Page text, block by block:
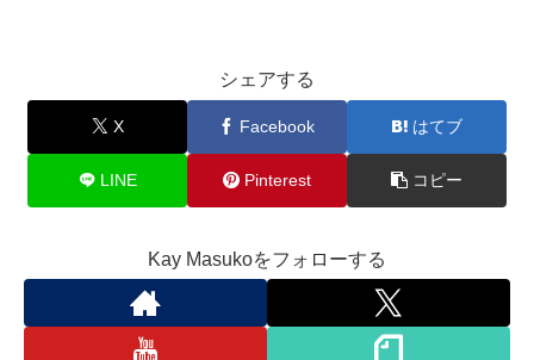
シェアする
X Facebook はてブ
LINE Pinterest コピー
Kay Masukoをフォローする